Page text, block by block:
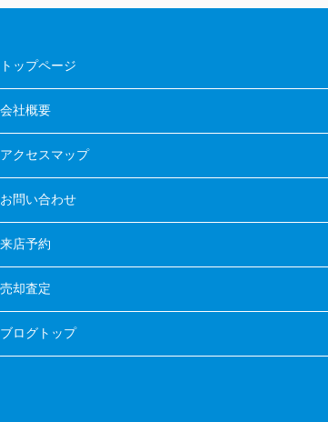
トップページ
会社概要
アクセスマップ
お問い合わせ
来店予約
売却査定
ブログトップ